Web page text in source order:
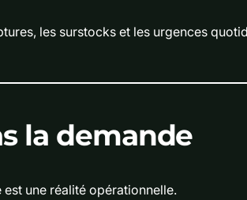
les surstocks et les urgences
la demande
une réalité opérationnelle.